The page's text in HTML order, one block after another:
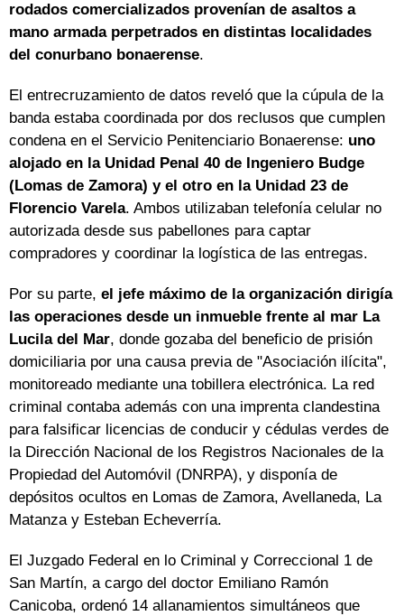
rodados comercializados provenían de asaltos a
mano armada perpetrados en distintas localidades
del conurbano bonaerense.
El entrecruzamiento de datos reveló que la cúpula de la
banda estaba coordinada por dos reclusos que cumplen
condena en el Servicio Penitenciario Bonaerense: uno
alojado en la Unidad Penal 40 de Ingeniero Budge
(Lomas de Zamora) y el otro en la Unidad 23 de
Florencio Varela. Ambos utilizaban telefonía celular no
autorizada desde sus pabellones para captar
compradores y coordinar la logística de las entregas.
Por su parte, el jefe máximo de la organización dirigía
las operaciones desde un inmueble frente al mar La
Lucila del Mar, donde gozaba del beneficio de prisión
domiciliaria por una causa previa de "Asociación ilícita",
monitoreado mediante una tobillera electrónica. La red
criminal contaba además con una imprenta clandestina
para falsificar licencias de conducir y cédulas verdes de
la Dirección Nacional de los Registros Nacionales de la
Propiedad del Automóvil (DNRPA), y disponía de
depósitos ocultos en Lomas de Zamora, Avellaneda, La
Matanza y Esteban Echeverría.
El Juzgado Federal en lo Criminal y Correccional 1 de
San Martín, a cargo del doctor Emiliano Ramón
Canicoba, ordenó 14 allanamientos simultáneos que